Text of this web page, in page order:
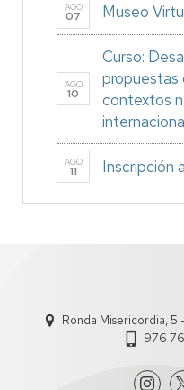
AGO
07 Museo
AGO
10
Curso:
propuestas
contextos
AGO
11 Inscripción
Ronda Misericordia, 5
976